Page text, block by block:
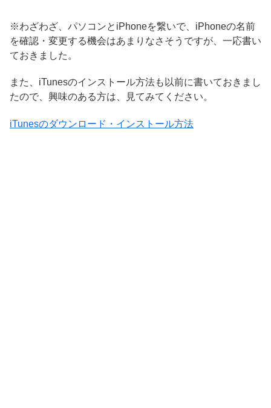
※わざわざ、パソコンとiPhoneを繋いで、iPhoneの名前
を確認・変更する機会はあまりなさそうですが、一応書い
ておきました。
また、iTunesのインストール方法も以前に書いておきまし
たので、興味のある方は、見てみてください。
iTunesのダウンロード・インストール方法